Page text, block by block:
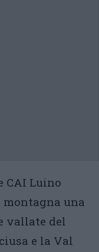
CAI Luino
una
vallate del
e la Val